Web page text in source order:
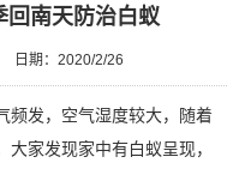
回南天防治白蚁
日期：2020/2/26
频发，空气湿度较大，随着
家发现家中有白蚁呈现，